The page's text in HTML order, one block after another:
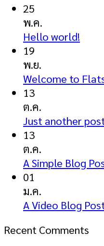
25
พ.ค.
Hello world!
19
พ.ย.
Welcome to
13
ต.ค.
Just another
13
ต.ค.
A Simple Blog
01
ม.ค.
A Video Blog
Recent Comments